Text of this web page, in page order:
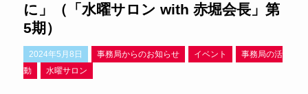
に」（「水曜サロン with 赤堀会長」第
5期）
2024年5月8日 事務局からのお知らせ イベント
事務局の活
動
水曜サロン